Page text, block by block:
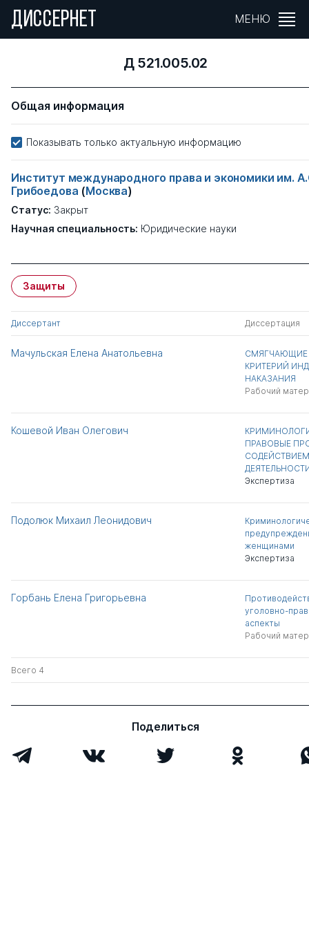
ДИССЕРНЕТ МЕНЮ
Д 521.005.02
Общая информация
Показывать только актуальную информацию
Институт международного права и экономики им.
Грибоедова (Москва)
Статус: Закрыт
Научная специальность: Юридические науки
Защиты
Диссертант Диссертация
Мачульская Елена Анатольевна
СМЯГЧАЮЩИЕ
КРИТЕРИЙ
НАКАЗАНИЯ
Рабочий
Кошевой Иван Олегович
ПРАВОВЫЕ
Экспертиза
Подолюк Михаил Леонидович
женщинами
Экспертиза
Горбань Елена Григорьевна
уголовно-
аспекты
Рабочий
Всего 4
Поделиться